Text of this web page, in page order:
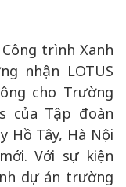
trình Xanh
nhận LOTUS
cho Trường
của Tập đoàn
Hồ Tây, Hà Nội
Với sự kiện
dự án trường